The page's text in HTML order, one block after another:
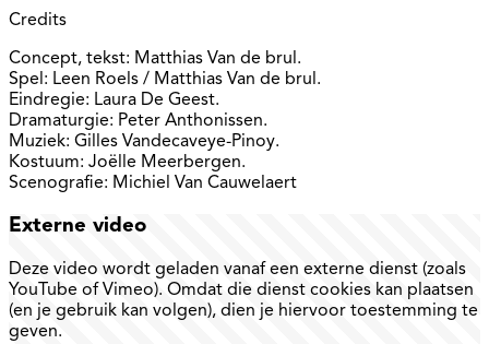
Credits
Concept, tekst: Matthias Van de brul.
Spel: Leen Roels / Matthias Van de brul.
Eindregie: Laura De Geest.
Dramaturgie: Peter Anthonissen.
Muziek: Gilles Vandecaveye-Pinoy.
Kostuum: Joëlle Meerbergen.
Scenografie: Michiel Van Cauwelaert
Externe video
Deze video wordt geladen vanaf een externe dienst (zoals
YouTube of Vimeo). Omdat die dienst cookies kan plaatsen
(en je gebruik kan volgen), dien je hiervoor toestemming te
geven.